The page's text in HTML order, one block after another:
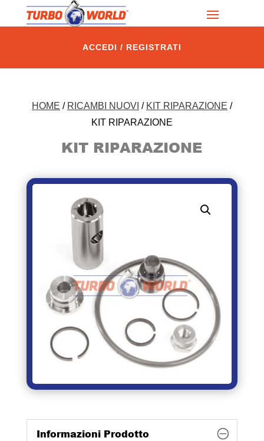
ACCEDI / REGISTRATI
HOME / RICAMBI NUOVI / KIT RIPARAZIONE /
KIT RIPARAZIONE
KIT RIPARAZIONE
Informazioni Prodotto